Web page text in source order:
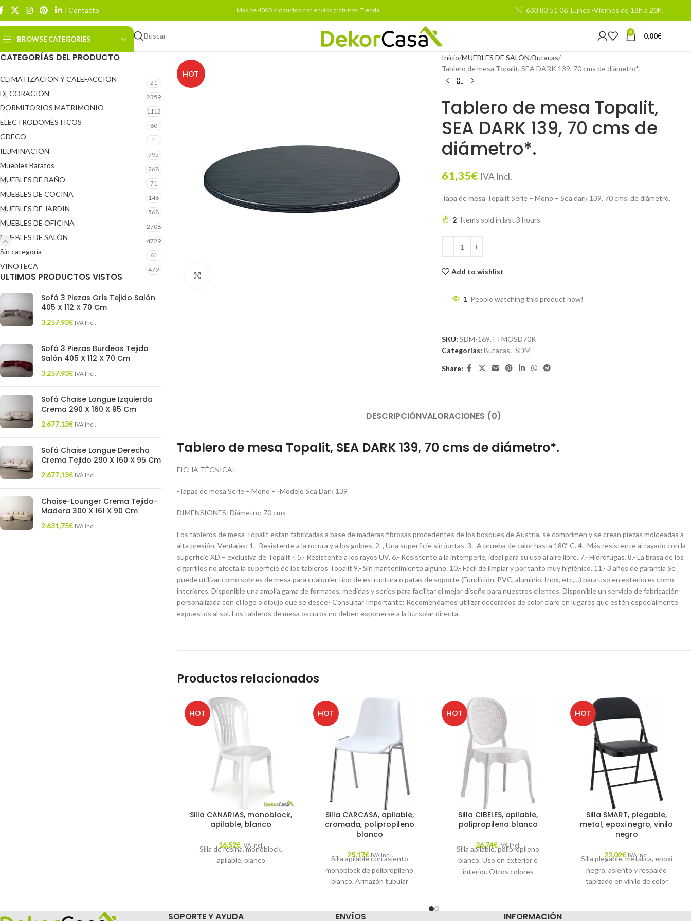
Contacto Mas de 4000 productos con envíos gratuitos. Tienda 633 83 51 06 Lunes -Viernes de 18h a 20h
BROWSE CATEGORIES Buscar 0 0,00€
CATEGORÍAS DEL PRODUCTO
CLIMATIZACIÓN Y CALEFACCIÓN 21
DECORACIÓN 2359
DORMITORIOS MATRIMONIO 1112
ELECTRODOMÉSTICOS 60
GDECO 1
ILUMINACIÓN 795
Muebles Baratos 268
MUEBLES DE BAÑO 71
MUEBLES DE COCINA 146
MUEBLES DE JARDIN 568
MUEBLES DE OFICINA 2708
MUEBLES DE SALÓN 4729
Sin categoría 61
VINOTECA 479
ULTIMOS PRODUCTOS VISTOS
Sofá 3 Piezas Gris Tejido Salón
405 X 112 X 70 Cm
3.257,93€ IVA Incl.
Sofá 3 Piezas Burdeos Tejido
Salón 405 X 112 X 70 Cm
3.257,93€ IVA Incl.
Sofá Chaise Longue Izquierda
Crema 290 X 160 X 95 Cm
2.677,13€ IVA Incl.
Sofá Chaise Longue Derecha
Crema Tejido 290 X 160 X 95 Cm
2.677,13€ IVA Incl.
Chaise-Lounger Crema Tejido-
Madera 300 X 161 X 90 Cm
2.631,75€ IVA Incl.
HOT
Inicio MUEBLES DE SALÓN Butacas
Tablero de mesa Topalit, SEA DARK 139, 70 cms de diámetro*.
Tablero de mesa Topalit,
SEA DARK 139, 70 cms de
diámetro*.
61,35€ IVA Incl.
Tapa de mesa Topalit Serie – Mono – Sea dark 139, 70 cms. de diámetro.
2 Items sold in last 3 hours
Add to wishlist
1 People watching this product now!
SKU: SDM-169.TTMOSD70R
Categorías: Butacas, SDM
Share:
DESCRIPCIÓNVALORACIONES (0)
Tablero de mesa Topalit, SEA DARK 139, 70 cms de diámetro*.
FICHA TÉCNICA:
-Tapas de mesa Serie – Mono – -Modelo Sea Dark 139
DIMENSIONES: Diámetro: 70 cms
Los tableros de mesa Topalit estan fabricadas a base de maderas fibrosas procedentes de los bosques de Austria, se comprimen y se crean piezas moldeadas a
alta presión. Ventajas: 1.- Resistente a la rotura y a los golpes. 2.-, Una superficie sin juntas. 3.- A prueba de calor hasta 180º C. 4.- Más resistente al rayado con la
superficie XD – exclusiva de Topalit -. 5.- Resistente a los rayos UV. 6.- Resistente a la intemperie, ideal para su uso al aire libre. 7.- Hidrófugas. 8.- La brasa de los
cigarrillos no afecta la superficie de los tableros Topalit 9.- Sin mantenimiento alguno. 10.- Fácil de limpiar y por tanto muy higiénico. 11.- 3 años de garantía Se
puede utilizar como sobres de mesa para cualquier tipo de estructura o patas de soporte (Fundición, PVC, aluminio, Inox, etc,…) para uso en exteriores como
interiores. Disponible una amplia gama de formatos, medidas y series para facilitar el mejor diseño para nuestros clientes. Disponible un servicio de fabricación
personalizada con el logo o dibujo que se desee- Consultar Importante: Recomendamos utilizar decorados de color claro en lugares que estén especialmente
expuestos al sol. Los tableros de mesa oscuros no deben exponerse a la luz solar directa.
Productos relacionados
HOT
Silla CANARIAS, monoblock,
apilable, blanco
16,52€ IVA Incl.
Silla de resina, monoblock,
apilable, blanco
HOT
Silla CARCASA, apilable,
cromada, polipropileno
blanco
25,17€ IVA Incl.
Silla apilable con asiento
monoblock de polipropileno
blanco. Armazón tubular
HOT
Silla CIBELES, apilable,
polipropileno blanco
26,74€ IVA Incl.
Silla apilable, polipropileno
blanco. Uso en exterior e
interior. Otros colores
HOT
Silla SMART, plegable,
metal, epoxi negro, vinilo
negro
22,02€ IVA Incl.
Silla plegable, metálica, epoxi
negro, asiento y respaldo
tapizado en vinilo de color
SOPORTE Y AYUDA ENVÍOS INFORMACIÓN